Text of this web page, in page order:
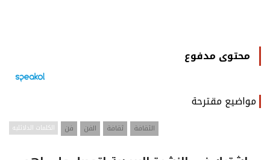
محتوى مدفوع
مواضيع مقترحة
الكلمات الدلائليه فن الفن ثقافة الثقافة